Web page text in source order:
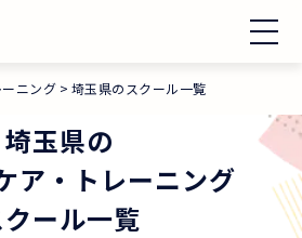
ニング 埼玉県のスクール一覧
埼玉県の
ア・トレーニング
ール一覧